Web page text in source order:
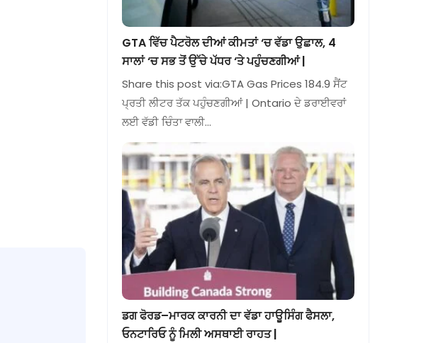
GTA ਵਿੱਚ ਪੈਟਰੋਲ ਦੀਆਂ ਕੀਮਤਾਂ ‘ਚ ਵੱਡਾ ਉਛਾਲ, 4
ਸਾਲਾਂ ‘ਚ ਸਭ ਤੋਂ ਉੱਚੇ ਪੱਧਰ ‘ਤੇ ਪਹੁੰਚਣਗੀਆਂ |
Share this post via:GTA Gas Prices 184.9 ਸੈਂਟ
ਪ੍ਰਤੀ ਲੀਟਰ ਤੱਕ ਪਹੁੰਚਣਗੀਆਂ | Ontario ਦੇ ਡਰਾਈਵਰਾਂ
ਲਈ ਵੱਡੀ ਚਿੰਤਾ ਵਾਲੀ…
ਡਗ ਫੋਰਡ–ਮਾਰਕ ਕਾਰਨੀ ਦਾ ਵੱਡਾ ਹਾਊਸਿੰਗ ਫੈਸਲਾ,
ਓਨਟਾਰਿਓ ਨੂੰ ਮਿਲੀ ਅਸਥਾਈ ਰਾਹਤ |